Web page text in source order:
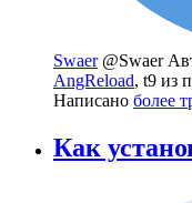
Swaer @Swaer
AngReload, t9 из
Написано более
Как